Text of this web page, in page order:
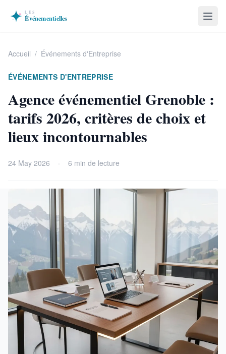
Accueil / Événements d'Entreprise
ÉVÉNEMENTS D'ENTREPRISE
Agence événementiel Grenoble :
tarifs 2026, critères de choix et
lieux incontournables
24 May 2026 · 6 min de lecture